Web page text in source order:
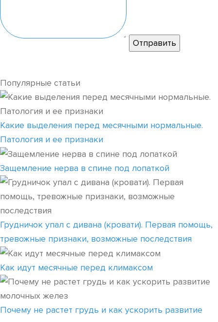
Популярные статьи
Какие выделения перед месячными нормальные.
Патология и ее признаки
Защемление нерва в спине под лопаткой
Грудничок упал с дивана (кровати). Первая помощь,
тревожные признаки, возможные последствия
Как идут месячные перед климаксом
Почему не растет грудь и как ускорить развитие